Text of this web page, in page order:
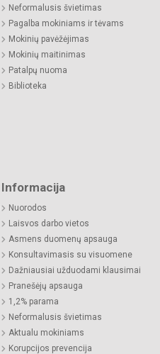
Neformalusis švietimas
Pagalba mokiniams ir tėvams
Mokinių pavėžėjimas
Mokinių maitinimas
Patalpų nuoma
Biblioteka
Informacija
Nuorodos
Laisvos darbo vietos
Asmens duomenų apsauga
Konsultavimasis su visuomene
Dažniausiai užduodami klausimai
Pranešėjų apsauga
1,2% parama
Neformalusis švietimas
Aktualu mokiniams
Korupcijos prevencija